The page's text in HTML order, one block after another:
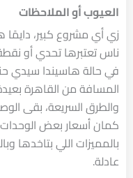
العيوب أو الملاحظات
زي أي مشروع كبير،
ناس تعتبرها تحدي أو
في حالة هاسيندا
المسافة من القاهرة
والطرق السريعة، بقى
كمان أسعار بعض الوحدات
بالمميزات اللي بتاخدها
عادلة.